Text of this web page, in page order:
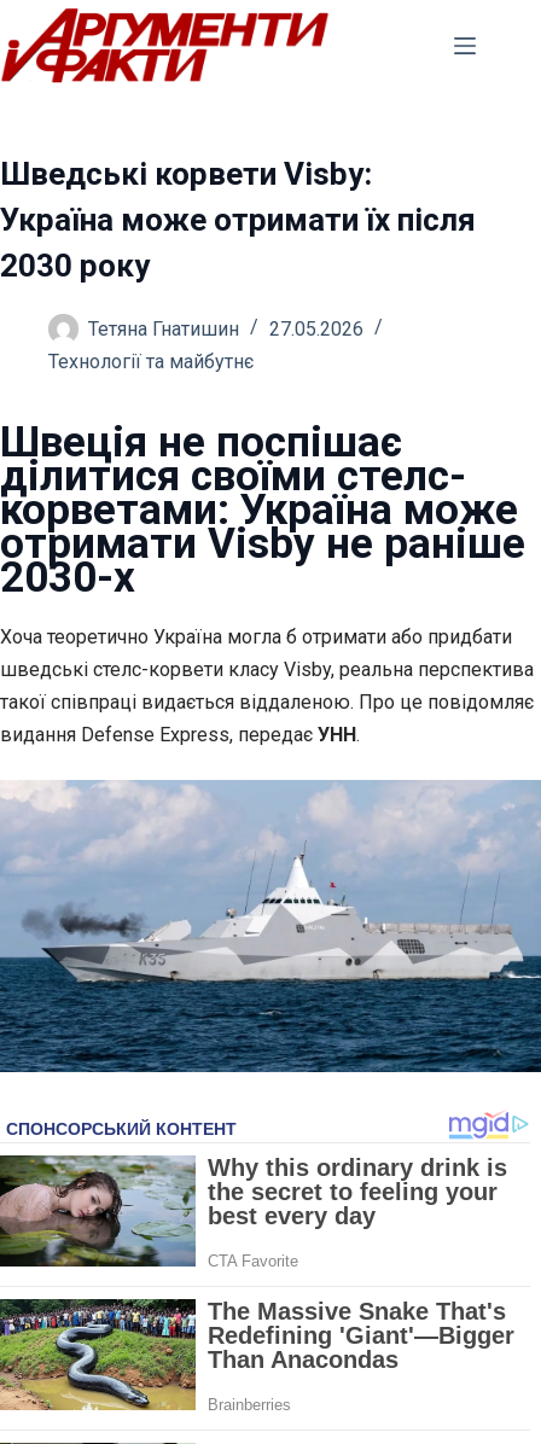
Перейти
до
вмісту
Шведські корвети Visby:
Україна може отримати їх після
2030 року
Тетяна Гнатишин
27.05.2026
Технології та майбутнє
Швеція не поспішає
ділитися своїми стелс-
корветами: Україна може
отримати Visby не раніше
2030-х
Хоча теоретично Україна могла б отримати або придбати
шведські стелс-корвети класу Visby, реальна перспектива
такої співпраці видається віддаленою. Про це повідомляє
видання Defense Express, передає УНН.